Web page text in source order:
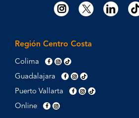
Región Centro Costa
Colima
Guadalajara
Puerto Vallarta
Online